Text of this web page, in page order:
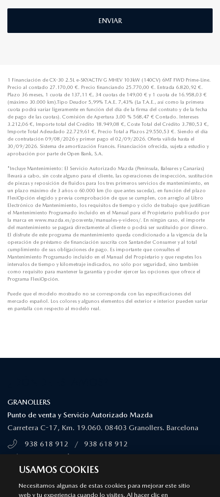
ENVIAR
1 Financiación de CX-30 2.5L e-SKYACTIV G MHEV 103kW (140CV) 6MT FWD Prime-Line.
Precio al contado 27.170,00 €. Precio financiando 25.770,00 €. Entrada 6.820,92 €.
Plazo 36 meses, 1 cuota de 137,11 €, 34 cuotas de 149,00 € y 1 cuota de 16.958,03 €
(máximo 30.000 km).Tipo Deudor 5,99% T.A.E. 7,43% (La T.A.E., así como la primera
cuota podrá variar ligeramente en función del día de la firma del contrato y de la fecha
de pago de las cuotas). Comisión de Apertura 3,00 % 568,47 € Contado. Intereses
3.212,06 €, Importe total del Crédito 18.949,08 €, Coste Total del Crédito 3.780,53 €,
Importe Total Adeudado 22.729,61 €, Precio Total a Plazos 29.550,53 €. Siendo el día
de contratación 09/08/2026 y primer pago el 02/09/2026. Oferta válida hasta el
30/09/2026. Sistema de amortización Francés. Financiación ofrecida, sujeta a estudio y
aprobación por parte de Open Bank, S.A.
*Incluye Mantenimiento: El Servicio Autorizado Mazda (Península, Baleares y Canarias)
llevará a cabo, sin coste alguno para el cliente, las operaciones de inspección, sustitución
de piezas y reposición de fluidos para los tres primeros servicios de mantenimiento, en
un plazo máximo de 3 años o 60.000 km (lo que antes suceda), en función del plazo
FlexiOpción elegido y previa comprobación de que se cumplen, con arreglo al Libro
Electrónico de Mantenimiento, los requisitos de tiempo y ciclo de trabajo que justifican
el Mantenimiento Programado incluido en el Manual para el Propietario publicado por
la marca en www.mazda.es/posventa/manuales-y-videos/. En ningún caso, el importe
del mantenimiento se pagará directamente al cliente o podrá ser sustituido por dinero.
El disfrute de este programa de mantenimiento queda condicionado a la vigencia de la
operación de préstamo de financiación suscrita con Santander Consumer y al total
cumplimiento de sus obligaciones de pago. Es importante que consultes el
Mantenimiento Programado incluido en el Manual del Propietario y que respetes los
intervalos de tiempo y kilometraje indicados, no sólo por seguridad, sino también
como requisito para mantener la garantía y poder ejercer las opciones que ofrece el
Programa FlexiOpción.
Puede que el modelo mostrado no se corresponda con las especificaciones del
mercado español. Los colores y algunos elementos del exterior e interior pueden variar
en pantalla con respecto al modelo real.
GRANOLLERS
Punto de venta y Servicio Autorizado Mazda
Carretera C-17, Km. 19.060. 08403 Granollers. Barcelona
938 618 912
/
938 618 912
SÍGUENOS EN
USAMOS COOKIES
Necesitamos algunas de estas cookies para mejorar este sitio
web y tu experiencia cuando lo visites. Al hacer clic en